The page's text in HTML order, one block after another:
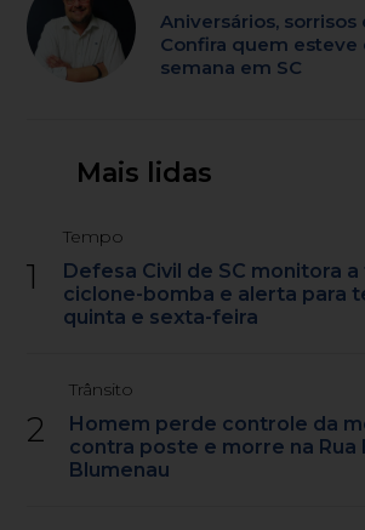
Aniversários, sorrisos
Confira quem esteve
semana em SC
Mais lidas
1
Tempo
Defesa Civil de SC monitora
ciclone-bomba e alerta para
quinta e sexta-feira
2
Trânsito
Homem perde controle da
contra poste e morre na Rua
Blumenau